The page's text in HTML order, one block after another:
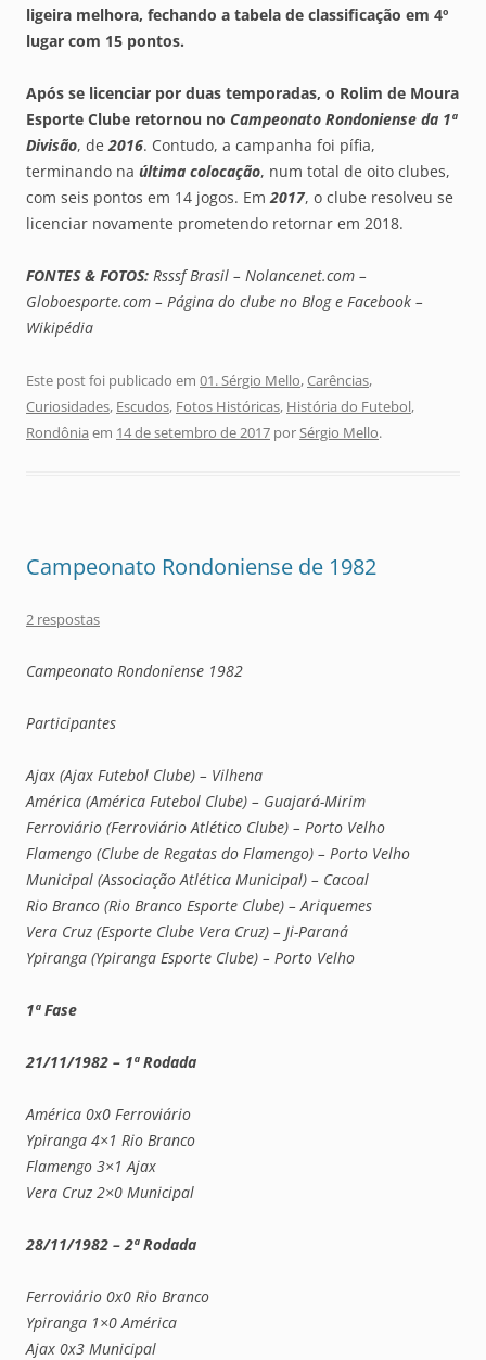
ligeira melhora, fechando a tabela de classificação em 4º
lugar com 15 pontos.
Após se licenciar por duas temporadas, o Rolim de Moura
Esporte Clube retornou no Campeonato Rondoniense da 1ª
Divisão, de 2016. Contudo, a campanha foi pífia,
terminando na última colocação, num total de oito clubes,
com seis pontos em 14 jogos. Em 2017, o clube resolveu se
licenciar novamente prometendo retornar em 2018.
FONTES & FOTOS: Rsssf Brasil – Nolancenet.com –
Globoesporte.com – Página do clube no Blog e Facebook –
Wikipédia
Este post foi publicado em 01. Sérgio Mello,Carências,
Curiosidades, Escudos, Fotos Históricas, História do Futebol,
Rondônia em 14 de setembro de 2017 por Sérgio Mello.
Campeonato Rondoniense de 1982
2 respostas
Campeonato Rondoniense 1982
Participantes
Ajax (Ajax Futebol Clube) – Vilhena
América (América Futebol Clube) – Guajará-Mirim
Ferroviário (Ferroviário Atlético Clube) – Porto Velho
Flamengo (Clube de Regatas do Flamengo) – Porto Velho
Municipal (Associação Atlética Municipal) – Cacoal
Rio Branco (Rio Branco Esporte Clube) – Ariquemes
Vera Cruz (Esporte Clube Vera Cruz) – Ji-Paraná
Ypiranga (Ypiranga Esporte Clube) – Porto Velho
1ª Fase
21/11/1982 – 1ª Rodada
América 0x0 Ferroviário
Ypiranga 4×1 Rio Branco
Flamengo 3×1 Ajax
Vera Cruz 2×0 Municipal
28/11/1982 – 2ª Rodada
Ferroviário 0x0 Rio Branco
Ypiranga 1×0 América
Ajax 0x3 Municipal